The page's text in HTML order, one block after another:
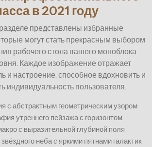
в 2021 году
представлены избранные
могут стать прекрасным выбором
рабочего стола вашего моноблока
Каждое изображение отражает
и настроение, способное вдохновить и
индивидуальность пользователя.
с абстрактным геометрическим узором
утреннего пейзажа с горизонтом
с выразительной глубиной поля
неба с яркими пятнами галактик